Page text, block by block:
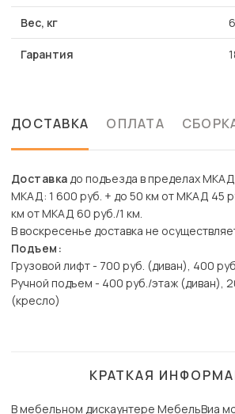
Вес, кг
Гарантия
ДОСТАВКА ОПЛАТА
Доставкадо подъезда в пределах
МКАД: 1 600 руб. + до 50 км от МКАД 45
км от МКАД 60 руб./1 км.
В воскресенье доставка не
Подъем:
Грузовой лифт - 700 руб. (диван), 400
Ручной подъем - 400 руб./этаж (диван),
(кресло)
КРАТКАЯ
В мебельном дискаунтере МебельВиа